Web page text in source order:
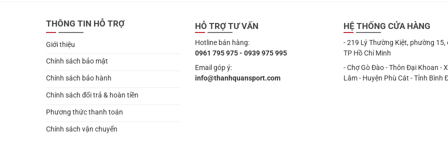
THÔNG TIN HỖ TRỢ
Giới thiệu
Chính sách bảo mật
Chính sách bảo hành
Chính sách đổi trả & hoàn tiền
Phương thức thanh toán
Chính sách vận chuyển
HỖ TRỢ TƯ VẤN
Hotline bán hàng:
0961 795 975 - 0939 975 995
Email góp ý:
info@thanhquansport.com
HỆ THỐNG CỬA HÀNG
- 219 Lý Thường Kiệt, phường 15,
TP Hồ Chí Minh
- Chợ Gò Đào - Thôn Đại Khoan -
Lâm - Huyện Phù Cát - Tỉnh Bình